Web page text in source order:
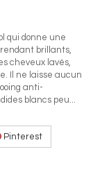
qui donne une
brillants,
cheveux lavés,
Il ne laisse aucun
anti-
blancs peu...
Pinterest